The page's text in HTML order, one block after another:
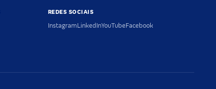
REDES SOCIAIS
InstagramLinkedInYouTubeFacebook